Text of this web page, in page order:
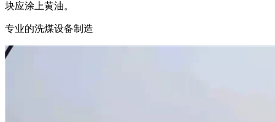
块应涂上黄油。
专业的洗煤设备制造